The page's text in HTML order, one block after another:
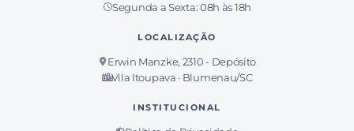
Segunda a Sexta: 08h às 18h
LOCALIZAÇÃO
Erwin Manzke, 2310 - Depósito
Vila Itoupava · Blumenau/SC
INSTITUCIONAL